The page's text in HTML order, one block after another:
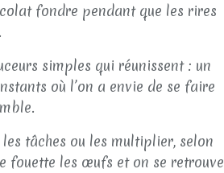
fondre pendant que les rires
simples qui réunissent : un
où l’on a envie de se faire
tâches ou les multiplier, selon
fouette les œufs et on se retrouve